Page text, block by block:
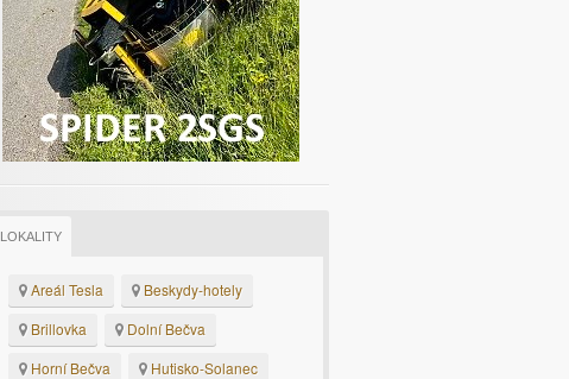
LOKALITY
Areál Tesla
Beskydy-hotely
Brillovka
Dolní Bečva
Horní Bečva
Hutisko-Solanec